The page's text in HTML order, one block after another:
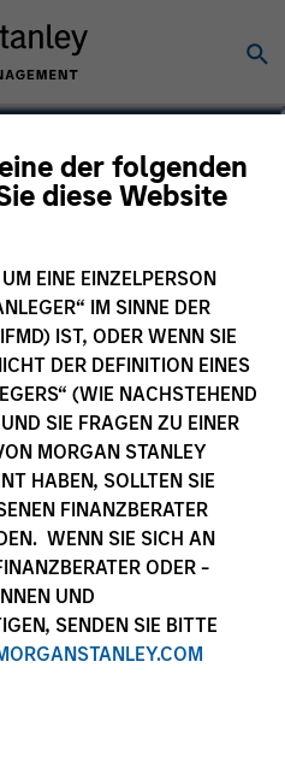
der folgenden
diese Website
EINE EINZELPERSON
IM SINNE DER
IST, ODER WENN SIE
DER DEFINITION EINES
(WIE NACHSTEHEND
SIE FRAGEN ZU EINER
MORGAN STANLEY
HABEN, SOLLTEN SIE
FINANZBERATER
WENN SIE SICH AN
ODER -
UND
SENDEN SIE BITTE